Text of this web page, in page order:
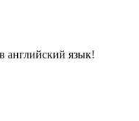
английский язык!